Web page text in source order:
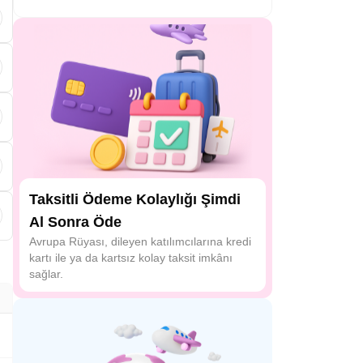
Taksitli Ödeme Kolaylığı Şimdi
Al Sonra Öde
Avrupa Rüyası, dileyen katılımcılarına kredi
kartı ile ya da kartsız kolay taksit imkânı
sağlar.